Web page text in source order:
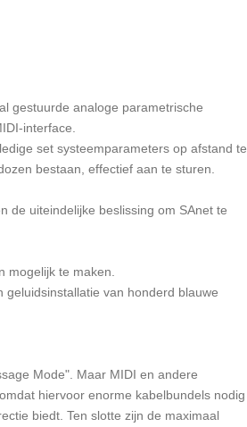
gestuurde analoge parametrische
interface.
set systeemparameters op afstand te
bestaan, effectief aan te sturen.
de uiteindelijke beslissing om SAnet te
mogelijk te maken.
van honderd blauwe
Mode". Maar MIDI en andere
hiervoor enorme kabelbundels nodig
biedt. Ten slotte zijn de maximaal